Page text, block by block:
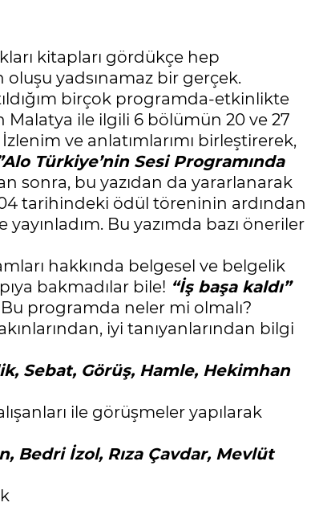
kitapları gördükçe hep
oluşu yadsınamaz bir gerçek.
birçok programda-etkinlikte
Malatya ile ilgili 6 bölümün 20 ve 27
ve anlatımlarımı birleştirerek,
Türkiye’nin Sesi Programında
sonra, bu yazıdan da yararlanarak
tarihindeki ödül töreninin ardından
yayınladım. Bu yazımda bazı öneriler
hakkında belgesel ve belgelik
bakmadılar bile! “İş başa kaldı”
programda neler mi olmalı?
iyi tanıyanlarından bilgi
Sebat, Görüş, Hamle, Hekimhan
ile görüşmeler yapılarak
Bedri İzol, Rıza Çavdar, Mevlüt